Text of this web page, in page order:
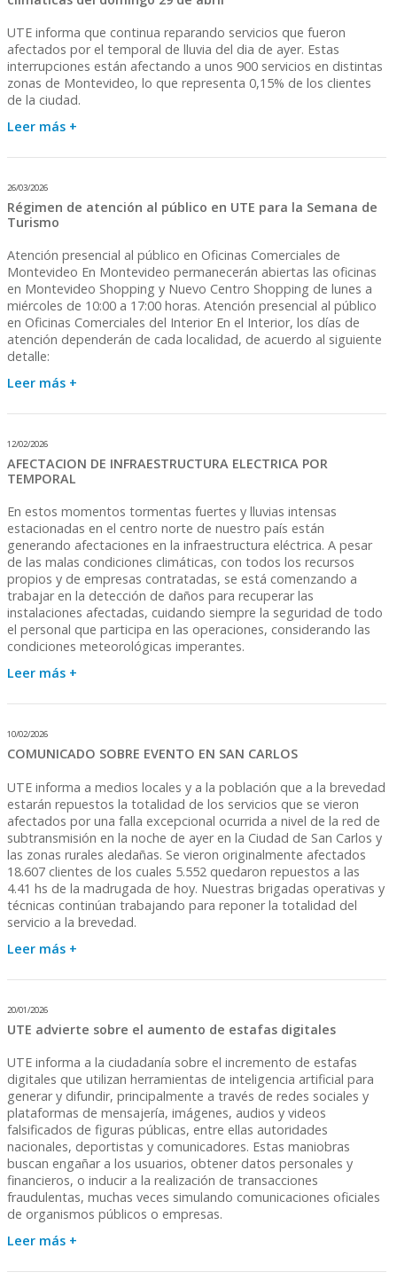
UTE informa que continua reparando servicios que fueron
afectados por el temporal de lluvia del dia de ayer. Estas
interrupciones están afectando a unos 900 servicios en distintas
zonas de Montevideo, lo que representa 0,15% de los clientes
de la ciudad.
Leer más +
26/03/2026
Régimen de atención al público en UTE para la Semana de
Turismo
Atención presencial al público en Oficinas Comerciales de
Montevideo En Montevideo permanecerán abiertas las oficinas
en Montevideo Shopping y Nuevo Centro Shopping de lunes a
miércoles de 10:00 a 17:00 horas. Atención presencial al público
en Oficinas Comerciales del Interior En el Interior, los días de
atención dependerán de cada localidad, de acuerdo al siguiente
detalle:
Leer más +
12/02/2026
AFECTACION DE INFRAESTRUCTURA ELECTRICA POR
TEMPORAL
En estos momentos tormentas fuertes y lluvias intensas
estacionadas en el centro norte de nuestro país están
generando afectaciones en la infraestructura eléctrica. A pesar
de las malas condiciones climáticas, con todos los recursos
propios y de empresas contratadas, se está comenzando a
trabajar en la detección de daños para recuperar las
instalaciones afectadas, cuidando siempre la seguridad de todo
el personal que participa en las operaciones, considerando las
condiciones meteorológicas imperantes.
Leer más +
10/02/2026
COMUNICADO SOBRE EVENTO EN SAN CARLOS
UTE informa a medios locales y a la población que a la brevedad
estarán repuestos la totalidad de los servicios que se vieron
afectados por una falla excepcional ocurrida a nivel de la red de
subtransmisión en la noche de ayer en la Ciudad de San Carlos y
las zonas rurales aledañas. Se vieron originalmente afectados
18.607 clientes de los cuales 5.552 quedaron repuestos a las
4.41 hs de la madrugada de hoy. Nuestras brigadas operativas y
técnicas continúan trabajando para reponer la totalidad del
servicio a la brevedad.
Leer más +
20/01/2026
UTE advierte sobre el aumento de estafas digitales
UTE informa a la ciudadanía sobre el incremento de estafas
digitales que utilizan herramientas de inteligencia artificial para
generar y difundir, principalmente a través de redes sociales y
plataformas de mensajería, imágenes, audios y videos
falsificados de figuras públicas, entre ellas autoridades
nacionales, deportistas y comunicadores. Estas maniobras
buscan engañar a los usuarios, obtener datos personales y
financieros, o inducir a la realización de transacciones
fraudulentas, muchas veces simulando comunicaciones oficiales
de organismos públicos o empresas.
Leer más +